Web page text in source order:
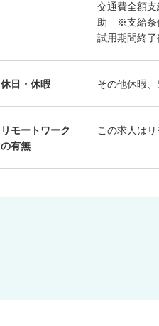
交通費全額
助 ※支給条
試用期間終
休日・休暇 その他休暇
リモートワーク
の有無
この求人は